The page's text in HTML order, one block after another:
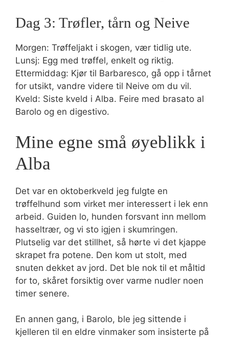
Dag 3: Trøfler, tårn og Neive
Morgen: Trøffeljakt i skogen, vær tidlig ute.
Lunsj: Egg med trøffel, enkelt og riktig.
Ettermiddag: Kjør til Barbaresco, gå opp i tårnet
for utsikt, vandre videre til Neive om du vil.
Kveld: Siste kveld i Alba. Feire med brasato al
Barolo og en digestivo.
Mine egne små øyeblikk i
Alba
Det var en oktoberkveld jeg fulgte en
trøffelhund som virket mer interessert i lek enn
arbeid. Guiden lo, hunden forsvant inn mellom
hasseltrær, og vi sto igjen i skumringen.
Plutselig var det stillhet, så hørte vi det kjappe
skrapet fra potene. Den kom ut stolt, med
snuten dekket av jord. Det ble nok til et måltid
for to, skåret forsiktig over varme nudler noen
timer senere.
En annen gang, i Barolo, ble jeg sittende i
kjelleren til en eldre vinmaker som insisterte på